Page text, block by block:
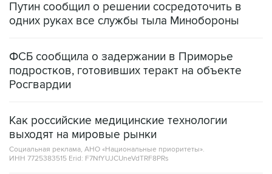
Путин сообщил о решении сосредоточить в
одних руках все службы тыла Минобороны
ФСБ сообщила о задержании в Приморье
подростков, готовивших теракт на объекте
Росгвардии
Как российские медицинские технологии
выходят на мировые рынки
Социальная реклама, АНО «Национальные приоритеты».
ИНН 7725383515 Erid: F7NfYUJCUneVdTRF8PRs